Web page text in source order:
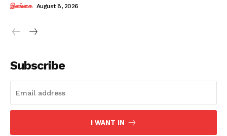
இலங்கை August 8, 2026
Subscribe
I WANT IN